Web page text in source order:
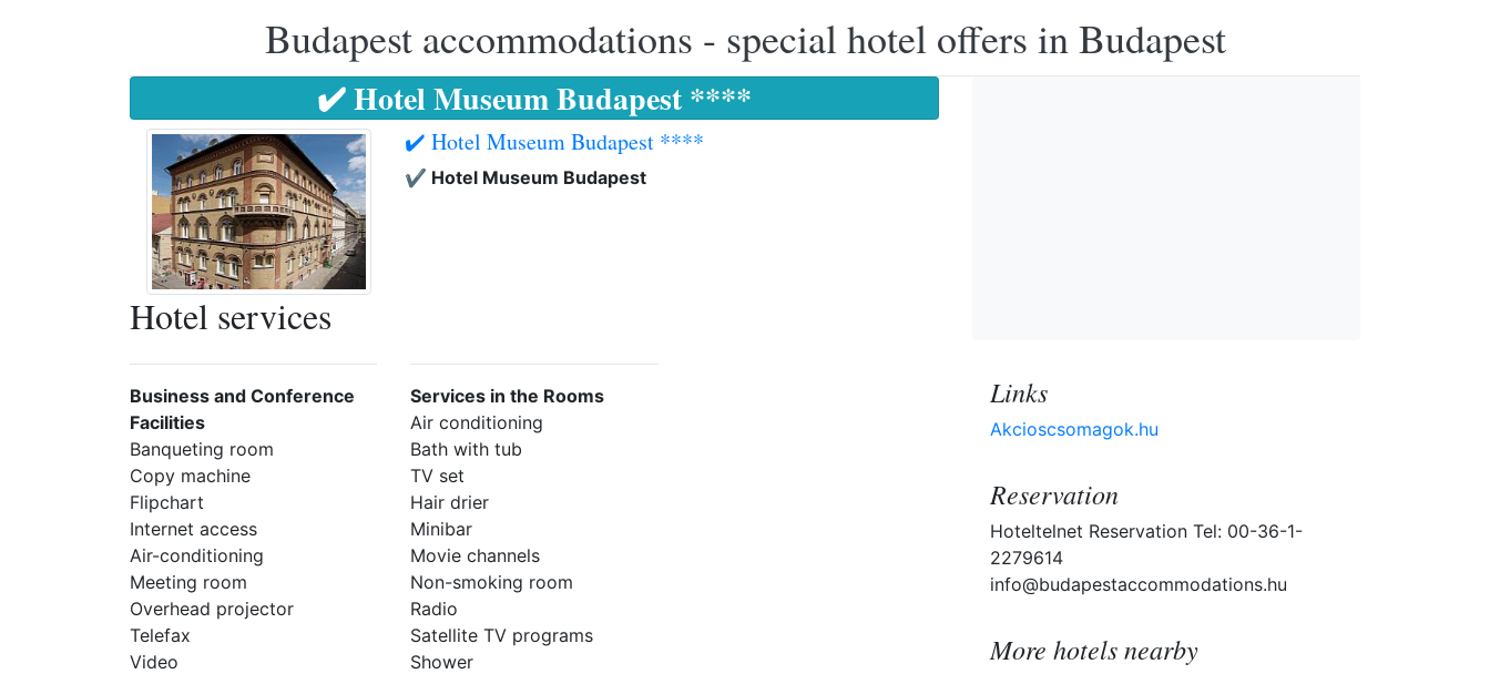
Budapest accommodations - special hotel offers in Budapest
✔️ Hotel Museum Budapest ****
✔️ Hotel Museum Budapest ****
✔️ Hotel Museum Budapest
Hotel services
Business and Conference
Facilities
Banqueting room
Copy machine
Flipchart
Internet access
Air-conditioning
Meeting room
Overhead projector
Telefax
Video
Services in the Rooms
Air conditioning
Bath with tub
TV set
Hair drier
Minibar
Movie channels
Non-smoking room
Radio
Satellite TV programs
Shower
Links
Akcioscsomagok.hu
Reservation
Hoteltelnet Reservation Tel: 00-36-1-
2279614
info@budapestaccommodations.hu
More hotels nearby